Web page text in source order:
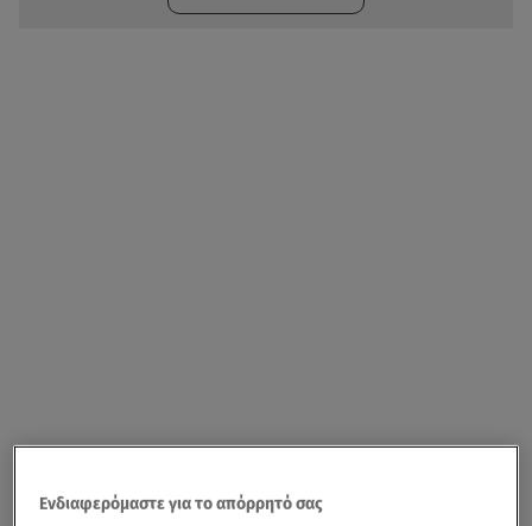
Ενδιαφερόμαστε για το απόρρητό σας